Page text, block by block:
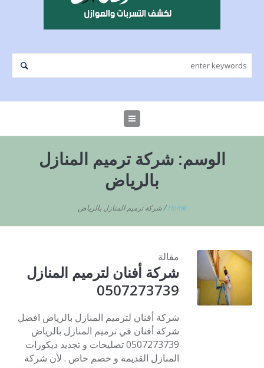
الوسم:شركة ترميم المنازل
بالرياض
Home
/شركة ترميم المنازل بالرياض
مقالة
شركة أفنان لترميم المنازل
0507273739
شركة أفنان لترميم المنازل بالرياض افضل
شركة أفنان في ترميم المنازل بالرياض
0507273739 تصليحات و تجديد ديكورات
المنازل القديمة و خصم خاص . لأن شركة